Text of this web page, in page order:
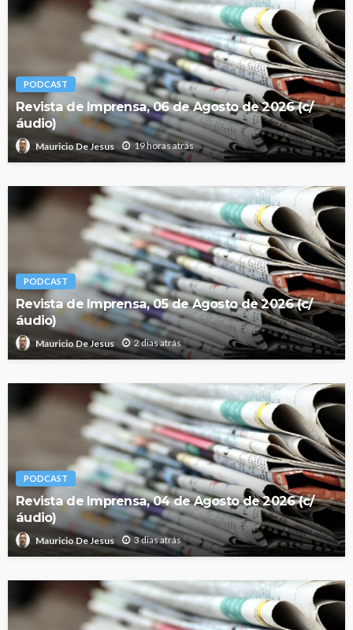
PODCAST
Revista de Imprensa, 06 de Agosto de 2026 (c/
áudio)
Mauricio De Jesus 19 horas atrás
PODCAST
Revista de Imprensa, 05 de Agosto de 2026 (c/
áudio)
Mauricio De Jesus 2 dias atrás
PODCAST
Revista de Imprensa, 04 de Agosto de 2026 (c/
áudio)
Mauricio De Jesus 3 dias atrás